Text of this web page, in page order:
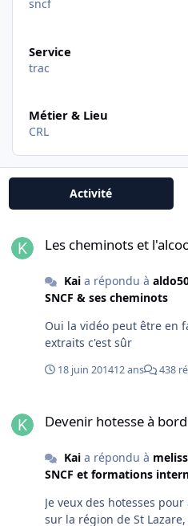
sncf
Service
trac
Métier & Lieu
CRL
Activité
Les cheminots et
Kaia répondu à
SNCF & ses cheminots
Oui la vidéo peut être en
extraits c'est sûr
18 juin 201412 ans 438
Devenir hotesse à
Kaia répondu à
SNCF et formations
Je veux des hotesses
sur la région de St